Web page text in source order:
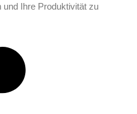
Ihre Produktivität zu